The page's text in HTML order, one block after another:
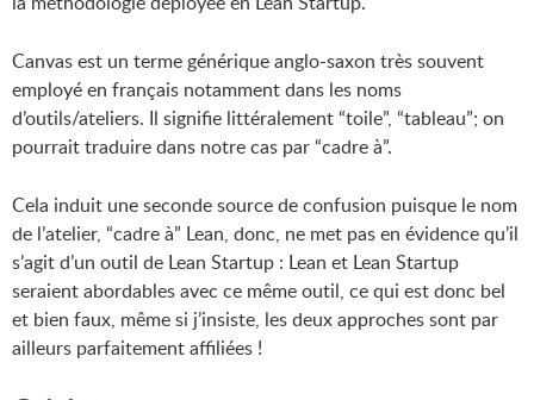
Canvas est un terme générique anglo-saxon très souvent
employé en français notamment dans les noms
d’outils/ateliers. Il signifie littéralement “toile”, “tableau”; on
pourrait traduire dans notre cas par “cadre à”.
Cela induit une seconde source de confusion puisque le nom
de l’atelier, “cadre à” Lean, donc, ne met pas en évidence qu’il
s’agit d’un outil de Lean Startup : Lean et Lean Startup
seraient abordables avec ce même outil, ce qui est donc bel
et bien faux, même si j’insiste, les deux approches sont par
ailleurs parfaitement affiliées !